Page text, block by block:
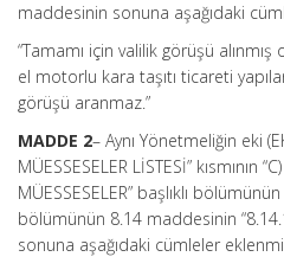
maddesinin sonuna aşağıdaki
“Tamamı için valilik görüşü
el motorlu kara taşıtı ticareti
görüşü aranmaz.”
MADDE 2– Aynı Yönetmeliğin eki
MÜESSESELER LİSTESİ” kısmının
MÜESSESELER” başlıklı bölümünün
bölümünün 8.14 maddesinin
sonuna aşağıdaki cümleler